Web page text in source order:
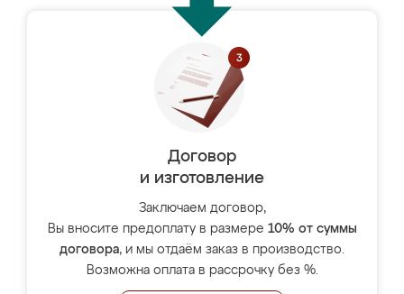
Договор
и изготовление
Заключаем договор,
Вы вносите предоплату в размере 10% от суммы
договора, и мы отдаём заказ в производство.
Возможна оплата в рассрочку без %.